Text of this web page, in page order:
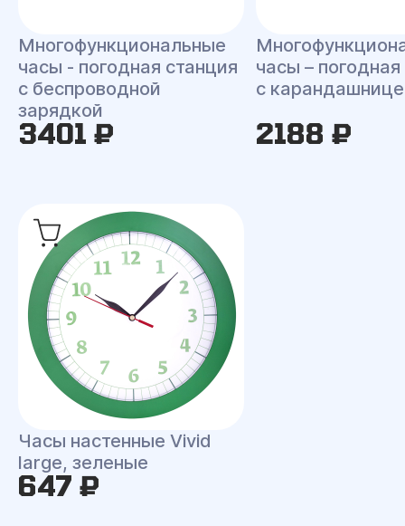
Многофункциональные
часы - погодная станция
с беспроводной
зарядкой
3401 ₽
часы –
с
2188 ₽
Часы настенные Vivid
large, зеленые
647 ₽